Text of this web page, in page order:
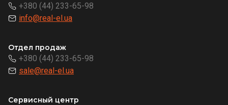
+380 (44) 233-65-98
info@real-el.ua
Отдел продаж
+380 (44) 233-65-98
sale@real-el.ua
Сервисный центр